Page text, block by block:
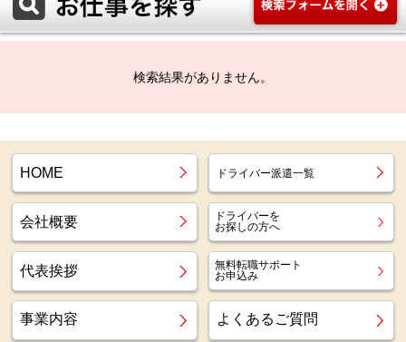
検索結果がありません。
HOME ドライバー派遣一覧
会社概要
ドライバーを
お探しの方へ
代表挨拶
無料転職サポート
お申込み
事業内容 よくあるご質問